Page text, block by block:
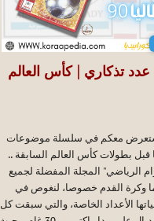
عدد تذكاري | كأس العالم
نستعرض معكم في سلسلة موضوعات
بطولات كأس العالم السابقة ..
الرياضي" المجلة المفضلة لجميع
وكرة القدم خصوصا، لنغوص في
الأعداد الخاصة، والتي سبقت كل